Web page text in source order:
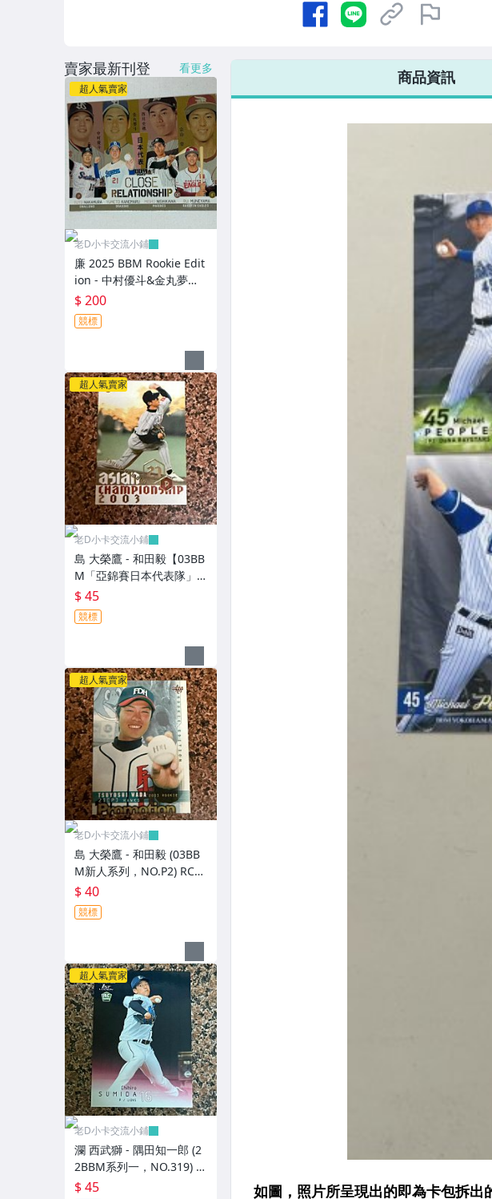
商品資訊
賣家最新刊登 看更多
超人氣賣家
老D小卡交流小鋪
廉 2025 BBM Rookie Edit
ion - 中村優斗&金丸夢斗&
西川史礁& 宗山塁 ("日本
代表隊"親密關係特卡，N
O.CR1) RC新人卡
$ 200
競標
超人氣賣家
老D小卡交流小鋪
島 大榮鷹 - 和田毅【03BB
M「亞錦賽日本代表隊」
特卡，NO.AJ10】RC新人
卡
$ 45
競標
超人氣賣家
老D小卡交流小鋪
島 大榮鷹 - 和田毅 (03BB
M新人系列，NO.P2) RC新
人卡 宣傳卡
$ 40
競標
超人氣賣家
老D小卡交流小鋪
瀾 西武獅 - 隅田知一郎 (2
2BBM系列一，NO.319) R
C新人卡
$ 45